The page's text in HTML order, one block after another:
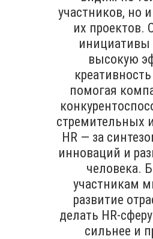
участников, но
их проектов.
инициативы
высокую
помогая
стремительных
HR — за
инноваций и
человека.
участникам
развитие
делать HR-
сильнее и